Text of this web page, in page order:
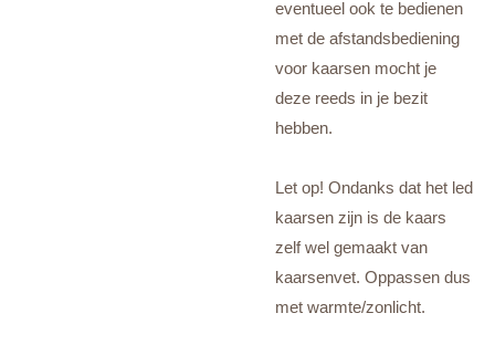
eventueel ook te bedienen
met de afstandsbediening
voor kaarsen mocht je
deze reeds in je bezit
hebben.
Let op! Ondanks dat het led
kaarsen zijn is de kaars
zelf wel gemaakt van
kaarsenvet. Oppassen dus
met warmte/zonlicht.